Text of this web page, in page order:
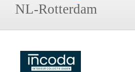
NL-Rotterdam